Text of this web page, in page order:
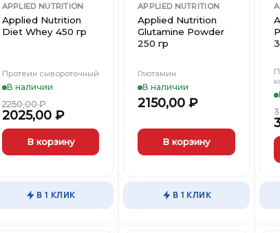
APPLIED NUTRITION
Applied Nutrition
Diet Whey 450 гр
Протеин сывороточный
В наличии
2250,00₽
2025,00 ₽
В корзину
имеет В 1 КЛИК
APPLIED NUTRITION
Applied Nutrition
Glutamine Powder
250 гр
Глютамин
В наличии
2150,00₽
В корзину
В 1 КЛИК